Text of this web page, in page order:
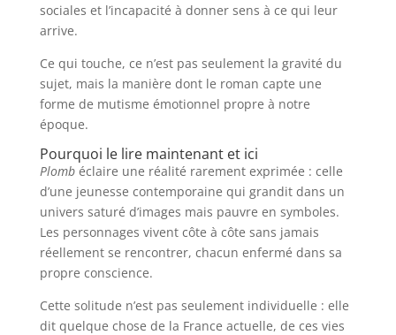
sociales et l’incapacité à donner sens à ce qui leur
arrive.
Ce qui touche, ce n’est pas seulement la gravité du
sujet, mais la manière dont le roman capte une
forme de mutisme émotionnel propre à notre
époque.
Pourquoi le lire maintenant et ici
Plombéclaire une réalité rarement exprimée : celle
d’une jeunesse contemporaine qui grandit dans un
univers saturé d’images mais pauvre en symboles.
Les personnages vivent côte à côte sans jamais
réellement se rencontrer, chacun enfermé dans sa
propre conscience.
Cette solitude n’est pas seulement individuelle : elle
dit quelque chose de la France actuelle, de ces vies